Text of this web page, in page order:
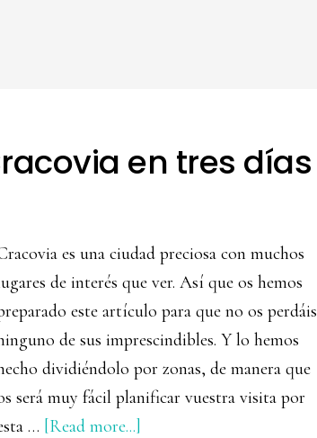
en tres días
es una ciudad preciosa con muchos
de interés que ver. Así que os hemos
este artículo para que no os perdáis
de sus imprescindibles. Y lo hemos
dividiéndolo por zonas, de manera que
será muy fácil planificar vuestra visita por
… [Read more...]